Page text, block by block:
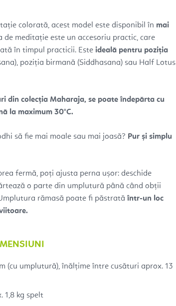
colorată, acest model este disponibil în mai
de meditație este un accesoriu practic, care
în timpul practicii. Este ideală pentru poziția
poziția birmană (Siddhasana) sau Half Lotus
din colecția Maharaja, se poate îndepărta cu
la maximum 30°C.
să fie mai moale sau mai joasă? Pur și simplu
fermă, poți ajusta perna ușor: deschide
o parte din umplutură până când obții
rămasă poate fi păstrată într-un loc
(cu umplutură), înălțime între cusături aprox. 13
1,8 kg spelt